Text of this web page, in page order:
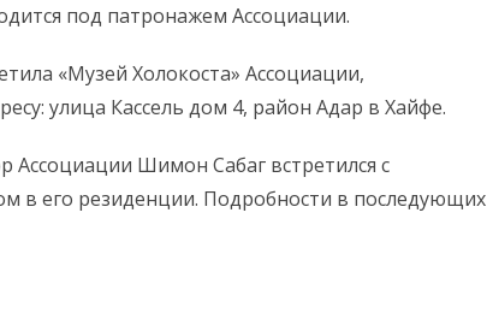
под патронажем Ассоциации.
«Музей Холокоста» Ассоциации,
улица Кассель дом 4, район Адар в Хайфе.
Ассоциации Шимон Сабаг встретился с
в его резиденции. Подробности в последующих